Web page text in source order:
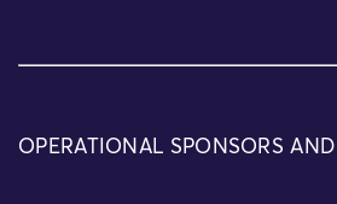
OPERATIONAL SPONSORS AND